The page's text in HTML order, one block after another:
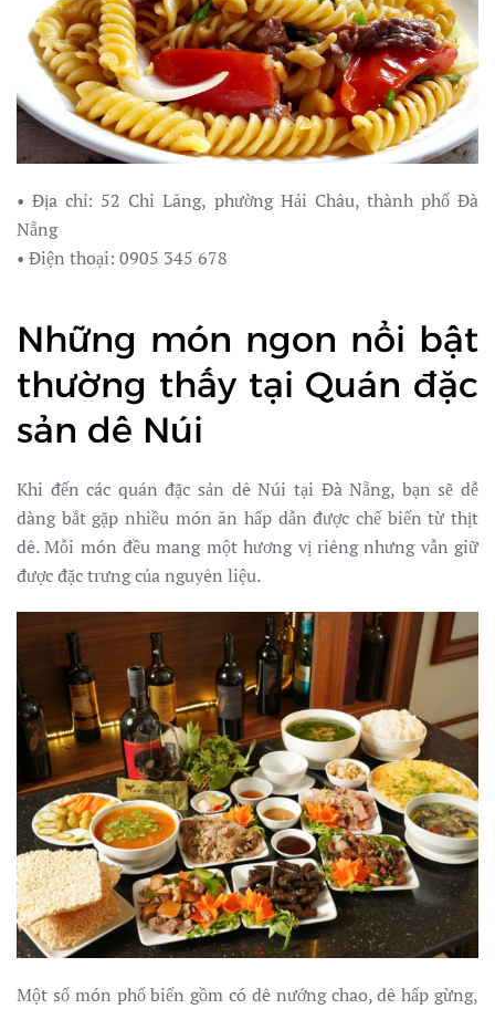
• Địa chỉ: 52 Chi Lăng, phường Hải Châu, thành phố Đà
Nẵng
• Điện thoại: 0905 345 678
Những món ngon nổi bật
thường thấy tại Quán đặc
sản dê Núi
Khi đến các quán đặc sản dê Núi tại Đà Nẵng, bạn sẽ dễ
dàng bắt gặp nhiều món ăn hấp dẫn được chế biến từ thịt
dê. Mỗi món đều mang một hương vị riêng nhưng vẫn giữ
được đặc trưng của nguyên liệu.
Một số món phổ biến gồm có dê nướng chao, dê hấp gừng,